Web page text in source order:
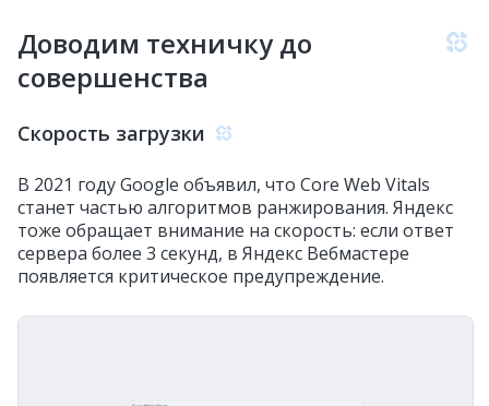
Доводим техничку до
совершенства
Скорость загрузки
В 2021 году Google объявил, что Core Web Vitals
станет частью алгоритмов ранжирования. Яндекс
тоже обращает внимание на скорость: если ответ
сервера более 3 секунд, в Яндекс Вебмастере
появляется критическое предупреждение.